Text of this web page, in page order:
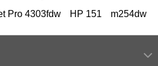
Pro 4303fdw HP 151 m254dw
jet M856dn A3彩色雷射印表機